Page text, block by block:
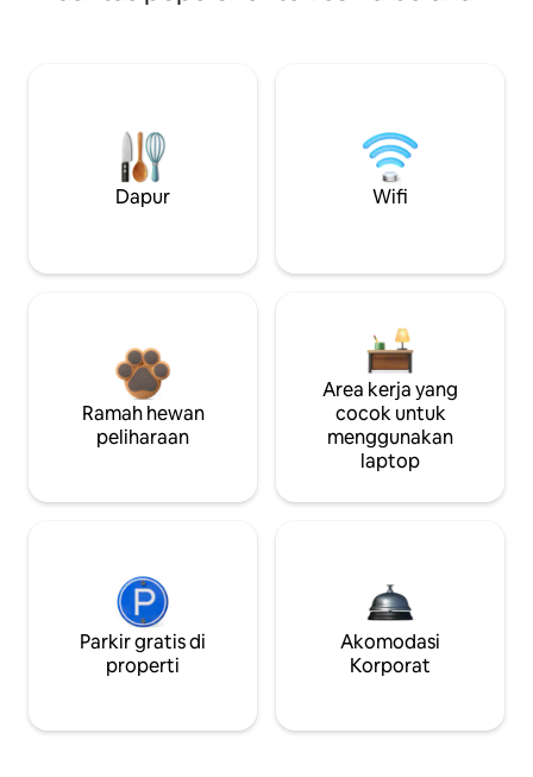
Dapur Wifi
Ramah hewan
peliharaan
Area kerja yang
cocok untuk
menggunakan
laptop
Parkir gratis di
properti
Akomodasi
Korporat